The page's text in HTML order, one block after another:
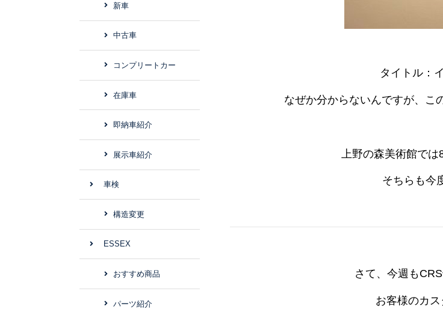
タイトル：
なぜか分からないんですが、こ
上野の森美術館で
そちらも今
さて、今週も
お客様のカ
新車
中古車
コンプリートカー
在庫車
即納車紹介
展示車紹介
車検
構造変更
ESSEX
おすすめ商品
パーツ紹介